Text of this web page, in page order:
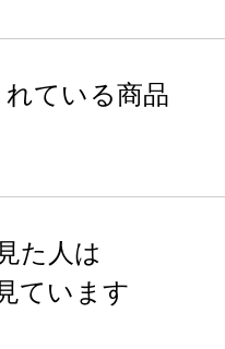
ている商品
た人は
ています